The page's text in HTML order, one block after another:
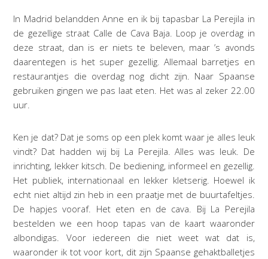
In Madrid belandden Anne en ik bij tapasbar La Perejila in
de gezellige straat Calle de Cava Baja. Loop je overdag in
deze straat, dan is er niets te beleven, maar ’s avonds
daarentegen is het super gezellig. Allemaal barretjes en
restaurantjes die overdag nog dicht zijn. Naar Spaanse
gebruiken gingen we pas laat eten. Het was al zeker 22.00
uur.
Ken je dat? Dat je soms op een plek komt waar je alles leuk
vindt? Dat hadden wij bij La Perejila. Alles was leuk. De
inrichting, lekker kitsch. De bediening, informeel en gezellig.
Het publiek, internationaal en lekker kletserig. Hoewel ik
echt niet altijd zin heb in een praatje met de buurtafeltjes.
De hapjes vooraf. Het eten en de cava. Bij La Perejila
bestelden we een hoop tapas van de kaart waaronder
albondigas. Voor iedereen die niet weet wat dat is,
waaronder ik tot voor kort, dit zijn Spaanse gehaktballetjes